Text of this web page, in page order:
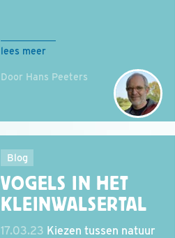
lees meer
Door Hans Peeters
Blog
VOGELS IN HET
KLEINWALSERTAL
17.03.23 Kiezen tussen natuur